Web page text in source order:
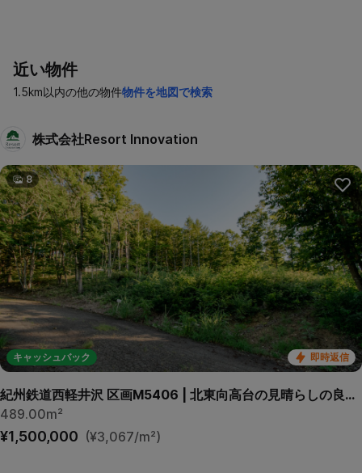
近い物件
1.5km以内の他の物件物件を地図で検索
株式会社Resort Innovation
即時返信
キャッシュバック
8
紀州鉄道西軽井沢 区画M5406 | 北東向高台の見晴らしの良い緩傾斜区画です。
489.00m²
¥1,500,000 (¥3,067/m²)